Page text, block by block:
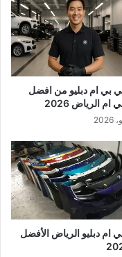
بي ام دبليو من افضل
الرياض 2026
ام دبليو الرياض الأفضل